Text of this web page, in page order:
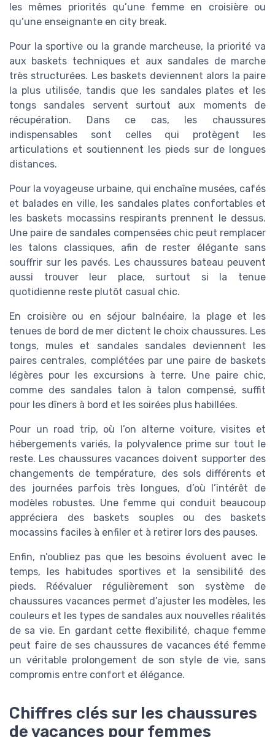
les mêmes priorités qu’une femme en croisière ou
qu’une enseignante en city break.
Pour la sportive ou la grande marcheuse, la priorité va
aux baskets techniques et aux sandales de marche
très structurées. Les baskets deviennent alors la paire
la plus utilisée, tandis que les sandales plates et les
tongs sandales servent surtout aux moments de
récupération. Dans ce cas, les chaussures
indispensables sont celles qui protègent les
articulations et soutiennent les pieds sur de longues
distances.
Pour la voyageuse urbaine, qui enchaîne musées, cafés
et balades en ville, les sandales plates confortables et
les baskets mocassins respirants prennent le dessus.
Une paire de sandales compensées chic peut remplacer
les talons classiques, afin de rester élégante sans
souffrir sur les pavés. Les chaussures bateau peuvent
aussi trouver leur place, surtout si la tenue
quotidienne reste plutôt casual chic.
En croisière ou en séjour balnéaire, la plage et les
tenues de bord de mer dictent le choix chaussures. Les
tongs, mules et sandales sandales deviennent les
paires centrales, complétées par une paire de baskets
légères pour les excursions à terre. Une paire chic,
comme des sandales talon à talon compensé, suffit
pour les dîners à bord et les soirées plus habillées.
Pour un road trip, où l’on alterne voiture, visites et
hébergements variés, la polyvalence prime sur tout le
reste. Les chaussures vacances doivent supporter des
changements de température, des sols différents et
des journées parfois très longues, d’où l’intérêt de
modèles robustes. Une femme qui conduit beaucoup
appréciera des baskets souples ou des baskets
mocassins faciles à enfiler et à retirer lors des pauses.
Enfin, n’oubliez pas que les besoins évoluent avec le
temps, les habitudes sportives et la sensibilité des
pieds. Réévaluer régulièrement son système de
chaussures vacances permet d’ajuster les modèles, les
couleurs et les types de sandales aux nouvelles réalités
de sa vie. En gardant cette flexibilité, chaque femme
peut faire de ses chaussures de vacances été femme
un véritable prolongement de son style de vie, sans
compromis entre confort et élégance.
Chiffres clés sur les chaussures
de vacances pour femmes